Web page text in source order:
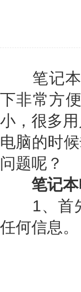
笔记本
下非常方
小，很多
电脑的时
问题呢？
笔记本
1、首先
任何信息。